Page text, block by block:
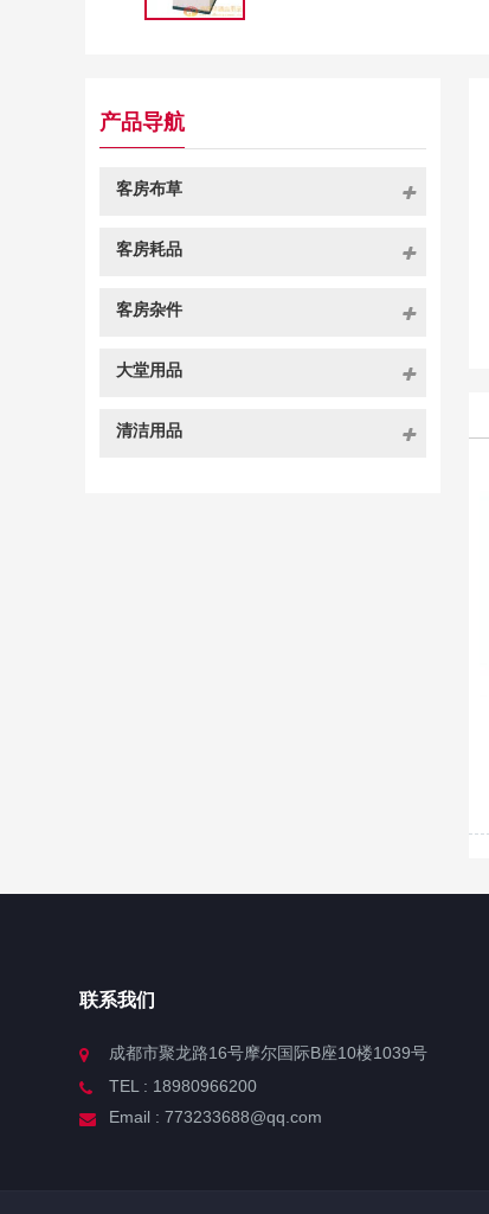
产品导航
客房布草
客房耗品
客房杂件
大堂用品
清洁用品
联系我们
成都市聚龙路16号摩尔国际B座10楼1039号
TEL : 18980966200
Email : 773233688@qq.com